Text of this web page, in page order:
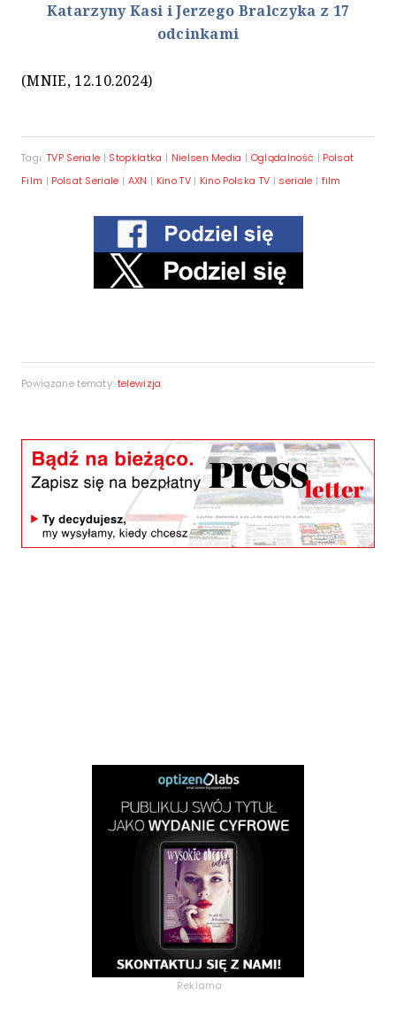
Katarzyny Kasi i Jerzego Bralczyka z 17
odcinkami
(MNIE, 12.10.2024)
Tagi: TVP Seriale | Stopklatka | Nielsen Media | Oglądalność | Polsat
Film | Polsat Seriale | AXN | Kino TV| Kino Polska TV | seriale | film
Powiązane tematy: telewizja
Reklama